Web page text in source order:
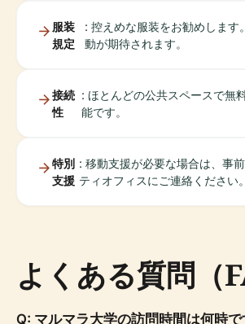
服装
規定
: 控えめな服装をお勧めします
動が期待されます。
接続
性
: ほとんどの公共スペースで無
能です。
特別
支援
: 移動支援が必要な場合は、事
ティオフィスにご連絡ください。
よくある質問（
Q: マルマラ大学の訪問時間は何時で